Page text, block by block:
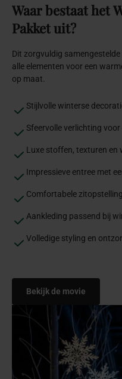
Waarbestaathet
Pakketuit?
Dit zorgvuldig
alle elementen voor een
op maat.
Stijlvolle winterse
Sfeervolle verlichting
Luxe stoffen, texturen en
Impressieve entree met
Comfortabele
Aankleding passend bij
Volledige styling en
Bekijk de movie